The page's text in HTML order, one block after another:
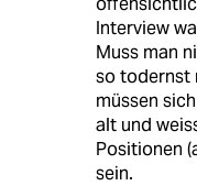
Interview
Muss man
so todernst
müssen
alt und
Positionen
sein.